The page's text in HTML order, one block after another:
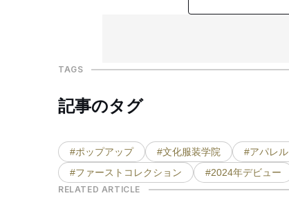
TAGS
記事のタグ
#ポップアップ #文化服装学院 #アパレル
#ファーストコレクション
#2024年デビュー
RELATED ARTICLE